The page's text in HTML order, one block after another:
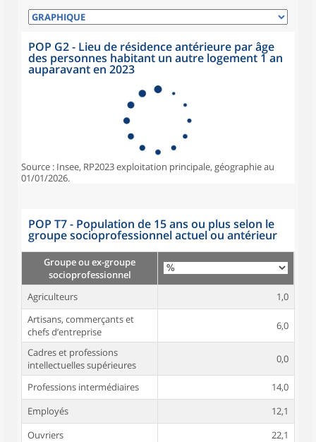
POP G2 - Lieu de résidence antérieure par âge
des personnes habitant un autre logement 1 an
auparavant en 2023
Source : Insee, RP2023 exploitation principale, géographie au
01/01/2026.
POP T7 - Population de 15 ans ou plus selon le
groupe socioprofessionnel actuel ou antérieur
Groupe ou ex-groupe
socioprofessionnel
Agriculteurs
1,0
Artisans, commerçants et
chefs d’entreprise
6,0
Cadres et professions
intellectuelles supérieures
0,0
Professions intermédiaires
14,0
Employés
12,1
Ouvriers
22,1